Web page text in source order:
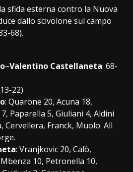
sfida esterna contro la Nuova
dallo scivolone sul campo
68).
–Valentino Castellaneta: 68-
22)
: Quarone 20, Acuna 18,
Paparella 5, Giuliani 4, Aldini
Cervellera, Franck, Muolo. All
: Vranjkovic 20, Calò,
10, Petronella 10,